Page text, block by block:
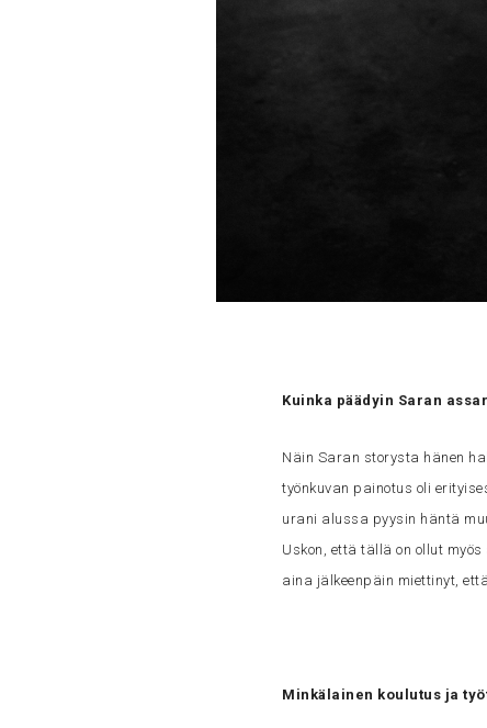
Kuinka päädyin Saran
Näin Saran storysta hänen
työnkuvan painotus oli
urani alussa pyysin häntä
Uskon, että tällä on ollut
aina jälkeenpäin miettinyt,
Minkälainen koulutus ja